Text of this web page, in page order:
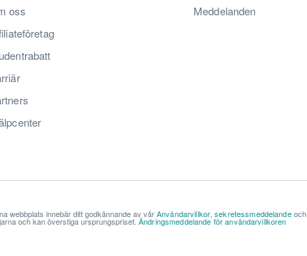
oss
Meddelanden
webbplats innebär ditt godkännande av vårAnvändarvillkor ,sekretessmeddelandeoch
och kan överstiga ursprungspriset. Ändringsmeddelande för användarvillkoren